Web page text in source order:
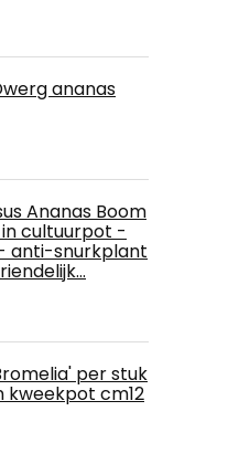
ananas
Ananas Boom
cultuurpot -
anti-snurkplant
per stuk
kweekpot cm12